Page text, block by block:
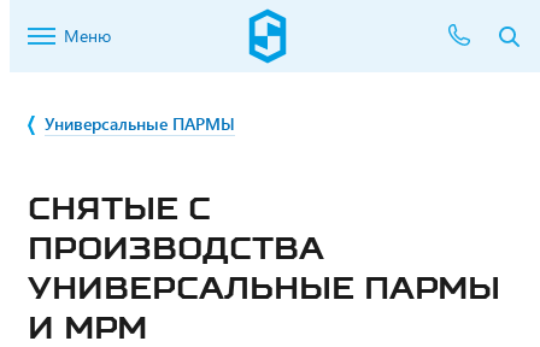
Меню
Универсальные ПАРМЫ
СНЯТЫЕ С
ПРОИЗВОДСТВА
УНИВЕРСАЛЬНЫЕ ПАРМЫ
И МРМ